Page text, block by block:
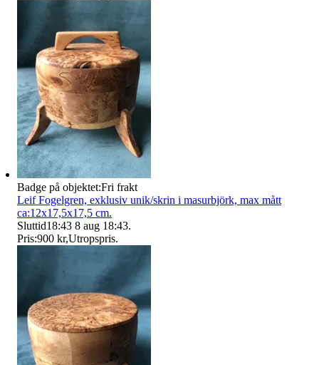
Badge på objektet:Fri frakt
Leif Fogelgren, exklusiv unik/skrin i masurbjörk, max mått
ca:12x17,5x17,5 cm.
Sluttid18:43 8 aug 18:43.
Pris:900 kr,Utropspris.